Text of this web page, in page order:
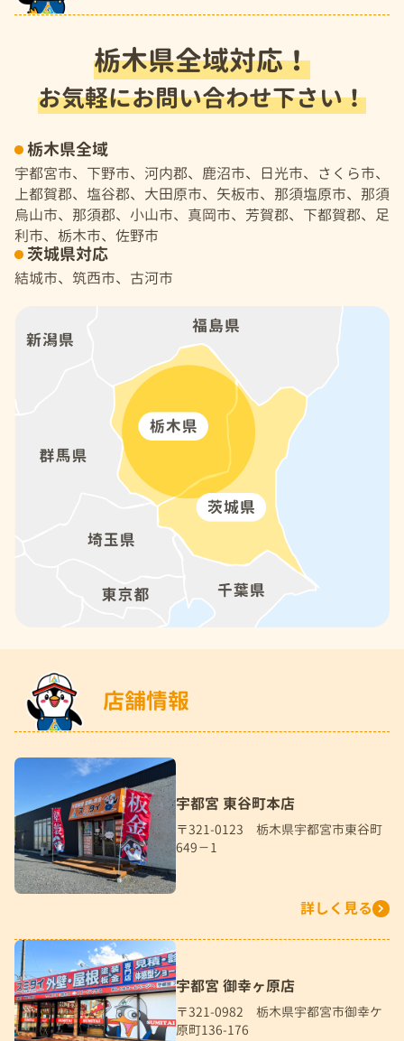
栃木県全域対応！
お気軽にお問い合わせ下さい！
栃木県全域
宇都宮市、下野市、河内郡、鹿沼市、日光市、さくら市、
上都賀郡、塩谷郡、大田原市、矢板市、那須塩原市、那須
烏山市、那須郡、小山市、真岡市、芳賀郡、下都賀郡、足
利市、栃木市、佐野市
茨城県対応
結城市、筑西市、古河市
店舗情報
宇都宮 東谷町本店
〒321-0123 栃木県宇都宮市東谷町
649－1
詳しく見る
宇都宮 御幸ヶ原店
〒321-0982 栃木県宇都宮市御幸ケ
原町136-176